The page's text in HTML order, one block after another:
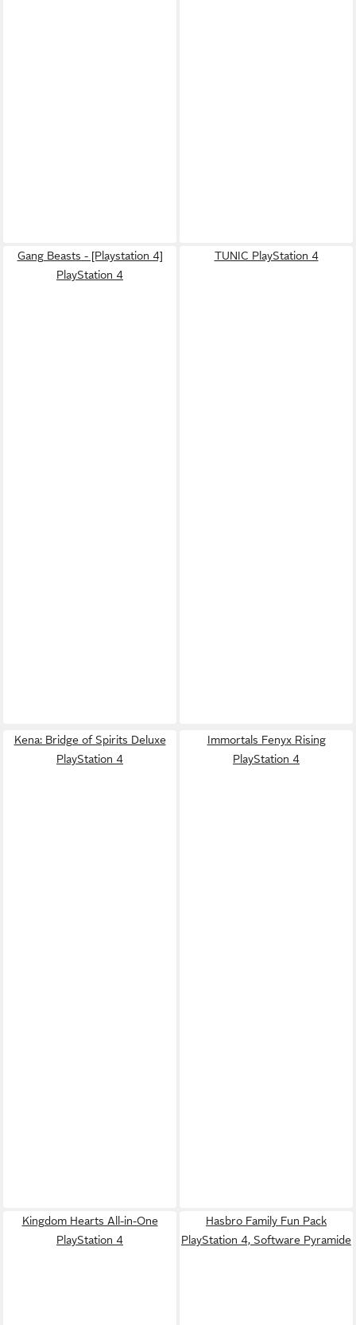
Gang Beasts - [Playstation 4]
PlayStation 4
TUNIC PlayStation 4
Kena: Bridge of Spirits Deluxe
PlayStation 4
Immortals Fenyx Rising
PlayStation 4
Kingdom Hearts All-in-One
PlayStation 4
Hasbro Family Fun Pack
PlayStation 4, Software Pyramide